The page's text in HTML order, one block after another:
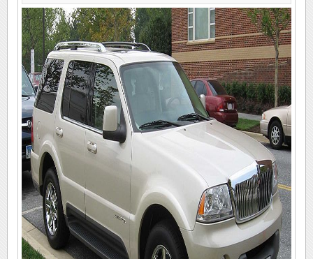
بین الملل
اجتماعی
حیات وحش
سیاست خارجی